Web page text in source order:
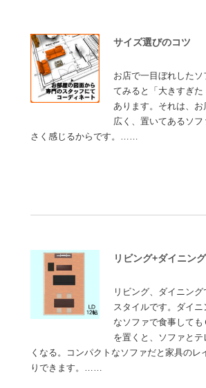
サイズ選びのコツ
お店で一目ぼれした
てみると「大きすぎ
あります。それは、お
広く、置いてあるソ
さく感じるからです。……
リビング+ダイニン
リビング、ダイニン
スタイルです。ダイニ
なソファで食事して
を置くと、ソファと
くなる。コンパクトなソファだと家具のレ
りできます。……